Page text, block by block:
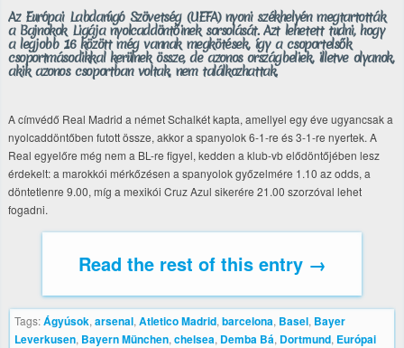
Az Európai Labdarúgó Szövetség (UEFA) nyoni székhelyén megtartották
a Bajnokok Ligája nyolcaddöntőinek sorsolását. Azt lehetett tudni, hogy
a legjobb 16 között még vannak megkötések, így a csoportelsők
csoportmásodikkal kerülnek össze, de azonos országbeliek, illetve olyanok,
akik azonos csoportban voltak, nem találkozhattak.
A címvédő Real Madrid a német Schalkét kapta, amellyel egy éve ugyancsak a
nyolcaddöntőben futott össze, akkor a spanyolok 6-1-re és 3-1-re nyertek. A
Real egyelőre még nem a BL-re figyel, kedden a klub-vb elődöntőjében lesz
érdekelt: a marokkói mérkőzésen a spanyolok győzelmére 1.10 az odds, a
döntetlenre 9.00, míg a mexikói Cruz Azul sikerére 21.00 szorzóval lehet
fogadni.
Read the rest of this entry →
Tags:Ágyúsok, arsenal, Atletico Madrid, barcelona, Basel, Bayer
Leverkusen, Bayern München, chelsea, Demba Bá, Dortmund, Európai